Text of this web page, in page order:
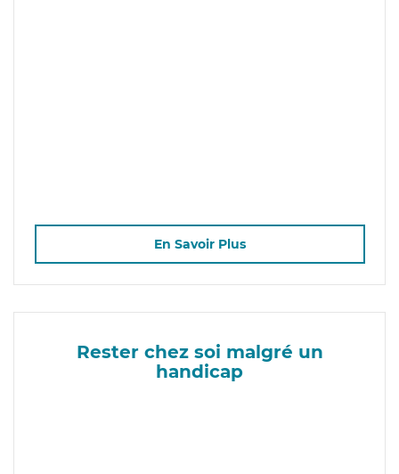
En Savoir Plus
Rester chez soi malgré un
handicap